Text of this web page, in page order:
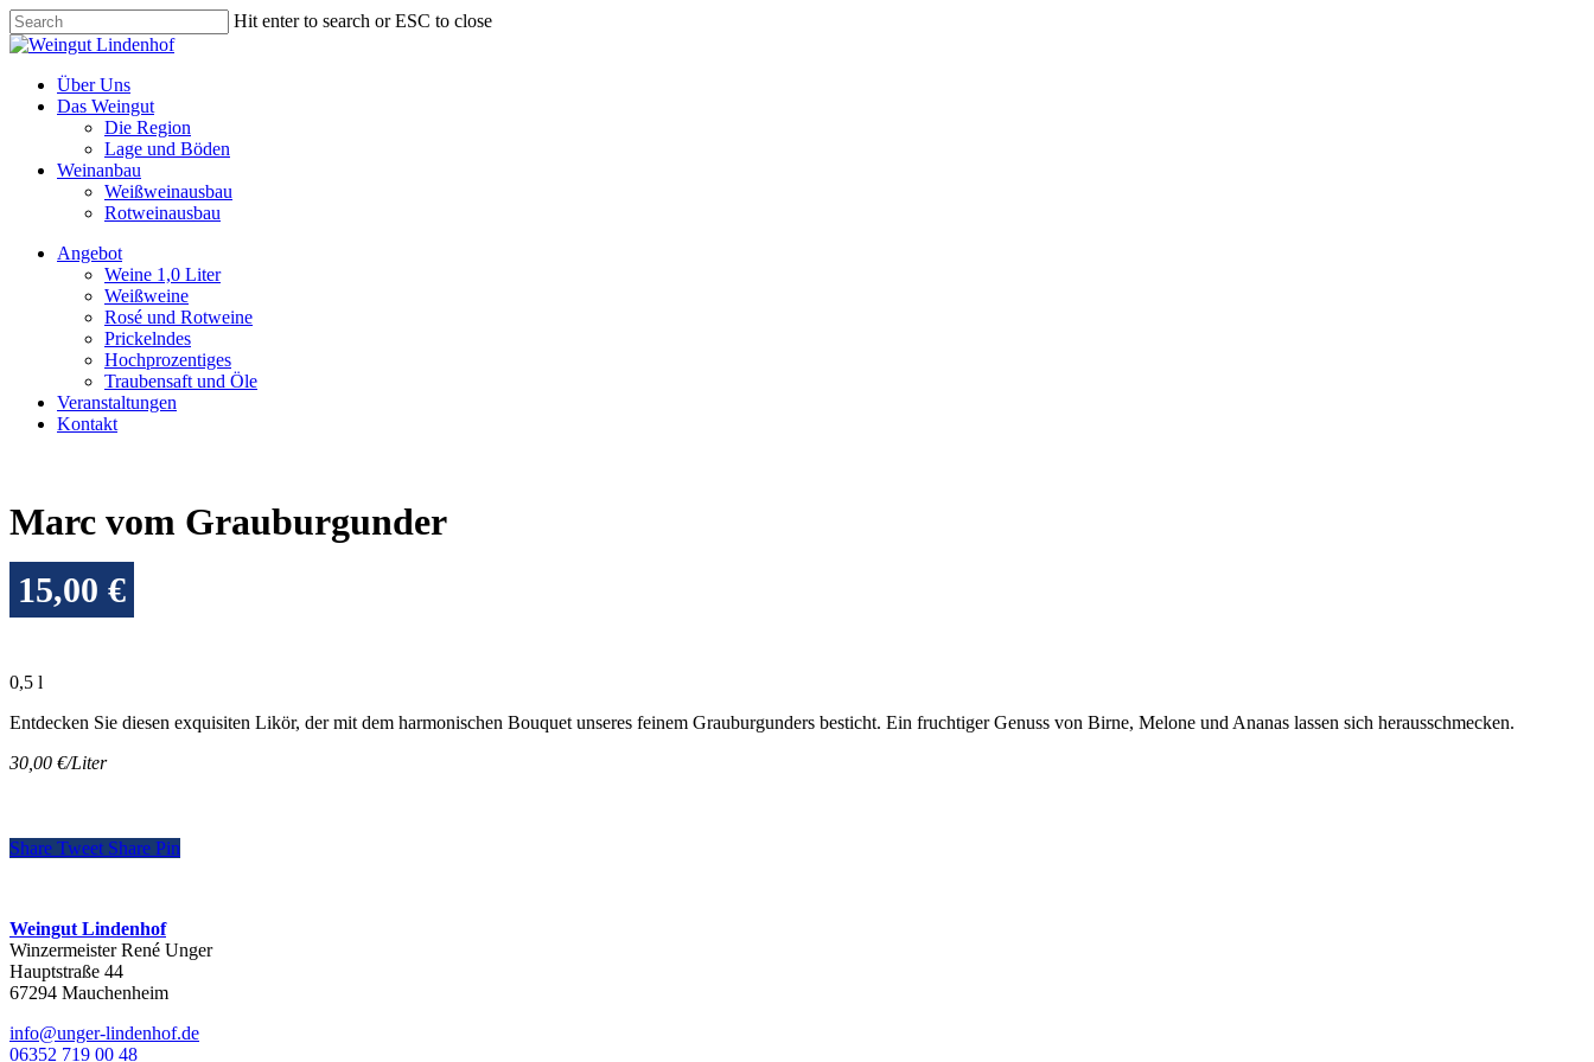
Skip
to
content
Hit enter to search or ESC to close
Close
Menu
Über Uns
Das Weingut
Die Region
Lage und Böden
Weinanbau
Weißweinausbau
Rotweinausbau
Angebot
Weine 1,0 Liter
Weißweine
Rosé und Rotweine
Prickelndes
Hochprozentiges
Traubensaft und Öle
Veranstaltungen
Kontakt
Marc vom Grauburgunder
15,00 €
0,5 l
Entdecken Sie diesen exquisiten Likör, der mit dem harmonischen Bouquet unseres feinem Grauburgunders besticht. Ein fruchtiger Genuss von Birne, Melone und Ananas lassen sich herausschmecken.
30,00 €/Liter
Share Tweet Share Pin
Weingut Lindenhof
Winzermeister René Unger
Hauptstraße 44
67294 Mauchenheim
info@unger-lindenhof.de
06352 719 00 48